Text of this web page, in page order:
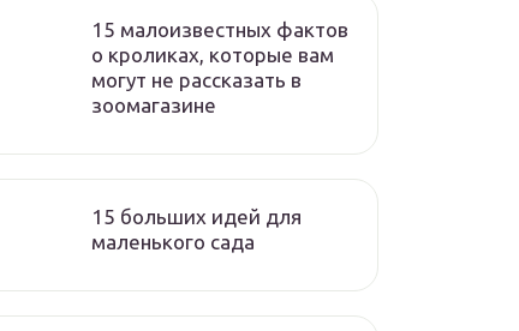
15 малоизвестных фактов
о кроликах, которые вам
могут не рассказать в
зоомагазине
15 больших идей для
маленького сада